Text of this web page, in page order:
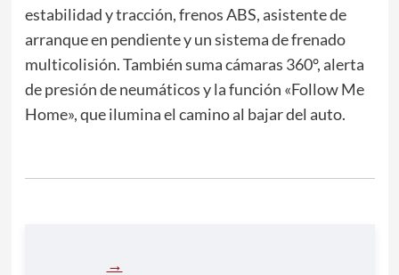
estabilidad y tracción, frenos ABS, asistente de
arranque en pendiente y un sistema de frenado
multicolisión. También suma cámaras 360°, alerta
de presión de neumáticos y la función «Follow Me
Home», que ilumina el camino al bajar del auto.
→